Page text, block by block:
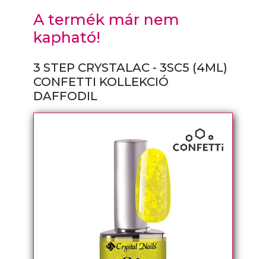
A termék már nem
kapható!
3 STEP CRYSTALAC - 3SC5 (4ML)
CONFETTI KOLLEKCIÓ
DAFFODIL